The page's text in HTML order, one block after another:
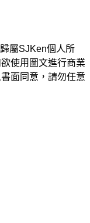
屬SJKen個人所
使用圖文進行商業
面同意，請勿任意